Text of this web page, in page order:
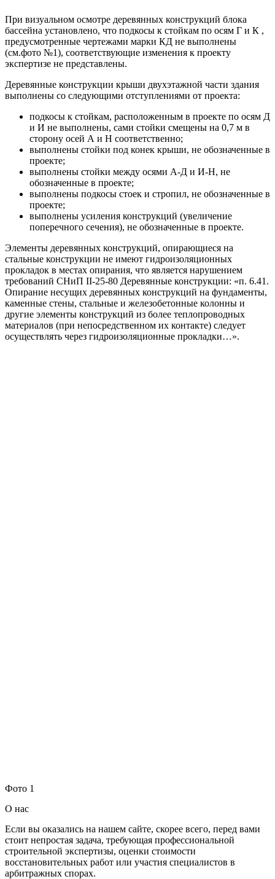
При визуальном осмотре деревянных конструкций блока
бассейна установлено, что подкосы к стойкам по осям Г и К ,
предусмотренные чертежами марки КД не выполнены
(см.фото №1), соответствующие изменения к проекту
экспертизе не представлены.
Деревянные конструкции крыши двухэтажной части здания
выполнены со следующими отступлениями от проекта:
подкосы к стойкам, расположенным в проекте по осям Д
и И не выполнены, сами стойки смещены на 0,7 м в
сторону осей А и Н соответственно;
выполнены стойки под конек крыши, не обозначенные в
проекте;
выполнены стойки между осями А-Д и И-Н, не
обозначенные в проекте;
выполнены подкосы стоек и стропил, не обозначенные в
проекте;
выполнены усиления конструкций (увеличение
поперечного сечения), не обозначенные в проекте.
Элементы деревянных конструкций, опирающиеся на
стальные конструкции не имеют гидроизоляционных
прокладок в местах опирания, что является нарушением
требований СНиП II-25-80 Деревянные конструкции: «п. 6.41.
Опирание несущих деревянных конструкций на фундаменты,
каменные стены, стальные и железобетонные колонны и
другие элементы конструкций из более теплопроводных
материалов (при непосредственном их контакте) следует
осуществлять через гидроизоляционные прокладки…».
Фото 1
О нас
Если вы оказались на нашем сайте, скорее всего, перед вами
стоит непростая задача, требующая профессиональной
строительной экспертизы, оценки стоимости
восстановительных работ или участия специалистов в
арбитражных спорах.